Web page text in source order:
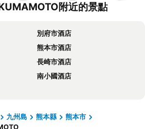
附近的景點
別府市酒店
熊本市酒店
長崎市酒店
南小國酒店
九州島 熊本縣
熊本市